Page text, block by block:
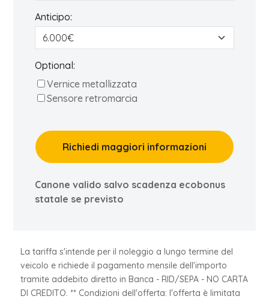
Anticipo:
Optional:
Vernice metallizzata
Sensore retromarcia
Richiedi maggiori informazioni
Canone valido salvo scadenza ecobonus
statale se previsto
La tariffa s'intende per il noleggio a lungo termine del
veicolo e richiede il pagamento mensile dell'importo
tramite addebito diretto in Banca - RID/SEPA - NO CARTA
DI CREDITO. ** Condizioni dell'offerta: l'offerta è limitata